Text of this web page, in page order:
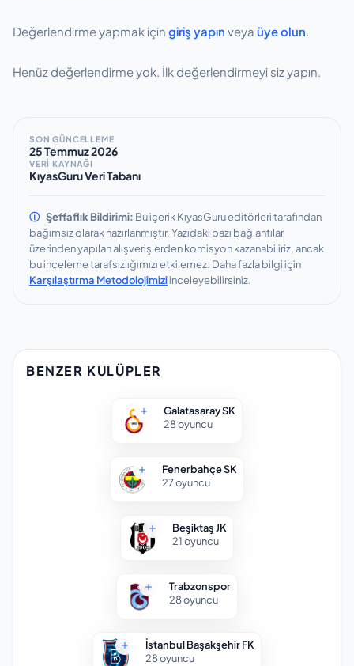
Değerlendirme yapmak için giriş yapın veya üye olun.
Henüz değerlendirme yok. İlk değerlendirmeyi siz yapın.
SON GÜNCELLEME
25 Temmuz 2026
VERİ KAYNAĞI
KıyasGuru Veri Tabanı
ⓘ Şeffaflık Bildirimi: Bu içerik KıyasGuru editörleri tarafından
bağımsız olarak hazırlanmıştır.Yazıdaki bazı bağlantılar
üzerinden yapılan alışverişlerden komisyon kazanabiliriz, ancak
bu inceleme tarafsızlığımızı etkilemez. Daha fazla bilgi için
Karşılaştırma Metodolojimiziinceleyebilirsiniz.
BENZER KULÜPLER
Galatasaray SK
28oyuncu
Fenerbahçe SK
27oyuncu
Beşiktaş JK
21oyuncu
Trabzonspor
28oyuncu
İstanbul Başakşehir FK
28oyuncu